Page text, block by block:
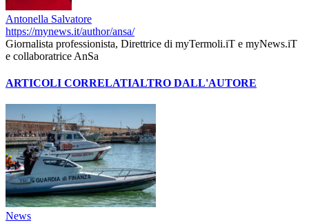
Antonella Salvatore
https://mynews.it/author/ansa/
Giornalista professionista, Direttrice di myTermoli.iT e myNews.iT
e collaboratrice AnSa
ARTICOLI CORRELATIALTRO DALL'AUTORE
News